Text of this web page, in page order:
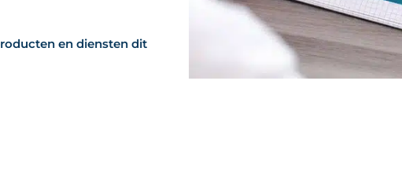
en diensten dit